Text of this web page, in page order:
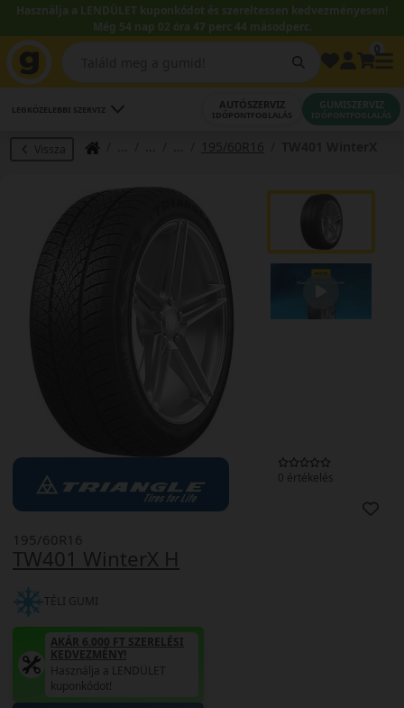
Használja a LENDÜLET kuponkódot és szereltessen kedvezményesen!
Még 54 nap 02 óra 47 perc 43 másodperc.
LEGKÖZELEBBI SZERVIZ AUTÓSZERVIZ
IDŐPONTFOGLALÁS
GUMISZERVIZ
IDŐPONTFOGLALÁS
Vissza 195/60R16
0 értékelés
TW401 WinterX H
195/60R16
TÉLI GUMI
AKÁR 6.000 FT SZERELÉSI
KEDVEZMÉNY!
Használja a LENDÜLET
kuponkódot!